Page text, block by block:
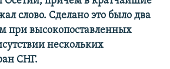
слово. Сделано это было два
при высокопоставленных
нескольких
СНГ.